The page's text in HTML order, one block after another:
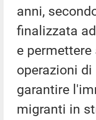
anni,
finalizzata
e
operazioni
garantire
migranti in